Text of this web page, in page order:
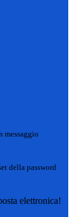
messaggio
della password
elettronica!